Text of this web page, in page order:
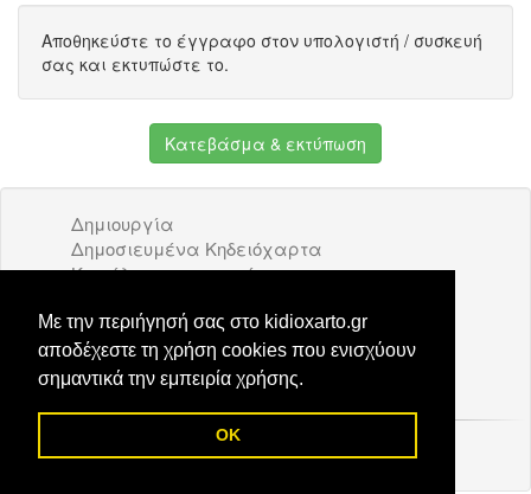
Με την περιήγησή σας στο kidioxarto.gr
αποδέχεστε τη χρήση cookies που ενισχύουν
σημαντικά την εμπειρία χρήσης.
OK
Αποθηκεύστε το έγγραφο στον υπολογιστή / συσκευή
σας και εκτυπώστε το.
Κατεβάσμα & εκτύπωση
Δημιουργία
Δημοσιευμένα Κηδειόχαρτα
Κατάλογος επιχειρήσεων
Διαφήμιση
Επικοινωνία
© 2026 Kidioxarto.gr /Επικοινωνία